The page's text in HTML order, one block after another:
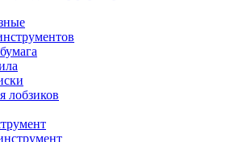
лобзиков